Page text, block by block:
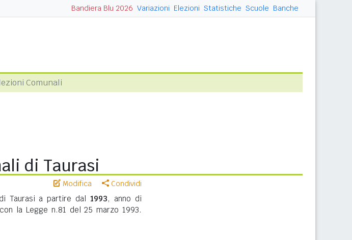
Bandiera Blu 2026 Variazioni Elezioni Statistiche Scuole Banche
Comunali
di Taurasi
Modifica Condividi
Taurasi a partire dal1993, anno di
con la Legge n.81 del 25 marzo 1993.